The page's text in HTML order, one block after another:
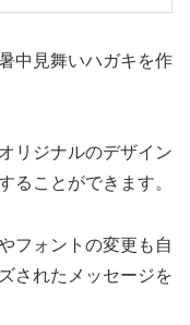
中見舞いハガキを作
リジナルのデザイン
ることができます。
フォントの変更も自
されたメッセージを